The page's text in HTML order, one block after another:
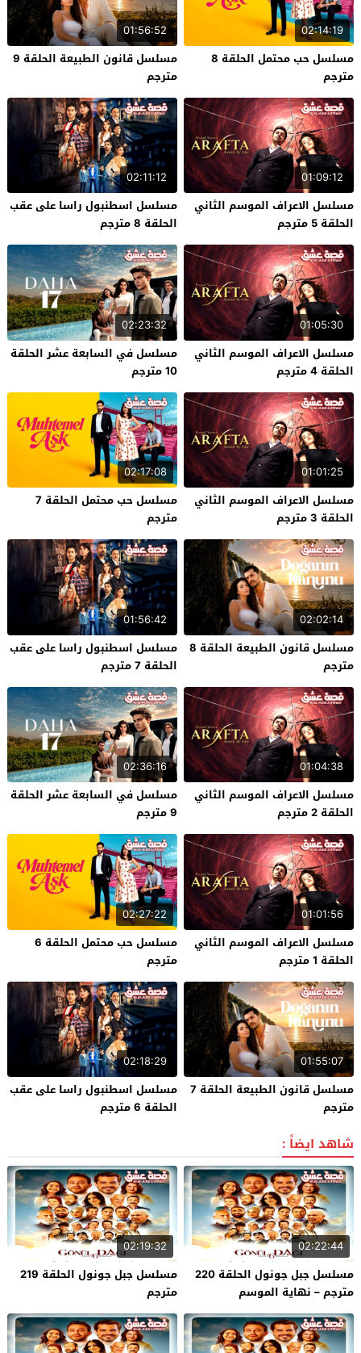
02:14:19
مسلسل حب محتمل الحلقة 8
مترجم
01:56:52
مسلسل قانون الطبيعة الحلقة 9
مترجم
01:09:12
مسلسل الاعراف الموسم الثاني
الحلقة 5 مترجم
02:11:12
مسلسل اسطنبول راسا على عقب
الحلقة 8 مترجم
01:05:30
مسلسل الاعراف الموسم الثاني
الحلقة 4 مترجم
02:23:32
مسلسل في السابعة عشر الحلقة
10 مترجم
01:01:25
مسلسل الاعراف الموسم الثاني
الحلقة 3 مترجم
02:17:08
مسلسل حب محتمل الحلقة 7
مترجم
02:02:14
مسلسل قانون الطبيعة الحلقة 8
مترجم
01:56:42
مسلسل اسطنبول راسا على عقب
الحلقة 7 مترجم
01:04:38
مسلسل الاعراف الموسم الثاني
الحلقة 2 مترجم
02:36:16
مسلسل في السابعة عشر الحلقة
9 مترجم
01:01:56
مسلسل الاعراف الموسم الثاني
الحلقة 1 مترجم
02:27:22
مسلسل حب محتمل الحلقة 6
مترجم
01:55:07
مسلسل قانون الطبيعة الحلقة 7
مترجم
02:18:29
مسلسل اسطنبول راسا على عقب
الحلقة 6 مترجم
شاهد ايضاً :
02:22:44
مسلسل جبل جونول الحلقة 220
مترجم – نهاية الموسم
02:19:32
مسلسل جبل جونول الحلقة 219
مترجم